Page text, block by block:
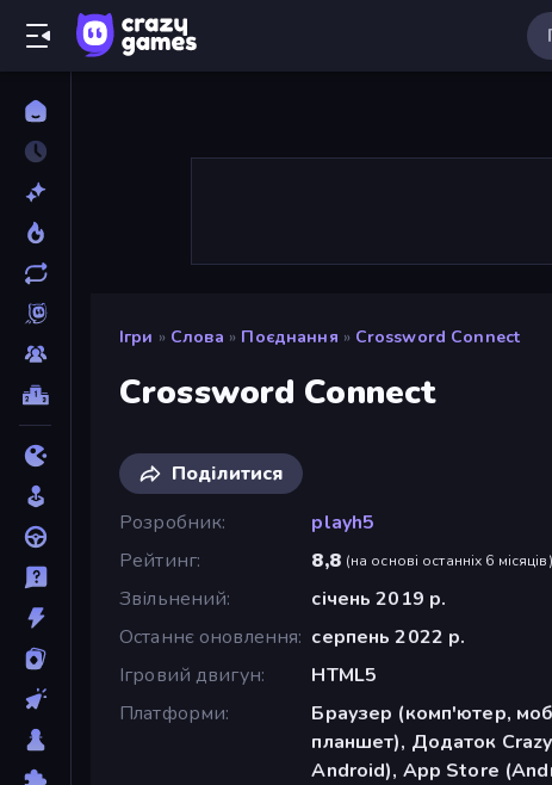
Ігри » Слова » Поєднання » Crossword Connect
Crossword Connect
Поділитися
Розробник
playh5
Рейтинг
8,8 (на основі останніх 6 місяців)
Звільнений
січень 2019 р.
Останнє оновлення серпень 2022 р.
Ігровий двигун
HTML5
Платформи
Браузер (комп'ютер,
планшет), Додаток
Android), App Store